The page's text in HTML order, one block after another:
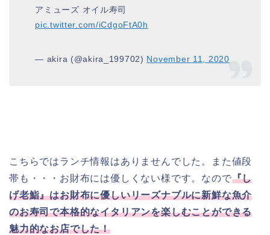
アミューズ オイル寿司
pic.twitter.com/iCdgoFtA0h
— akira (@akira_199702) November 11, 2020
こちらではランチ情報はありませんでした。また値段
帯も・・・お財布には優しくない様です。なので『し
げ老鮨』はお財布に優しいリーズナブルに新鮮な魚介
のお寿司で本格的なイタリアンを楽しむことができる
魅力的なお店でした！